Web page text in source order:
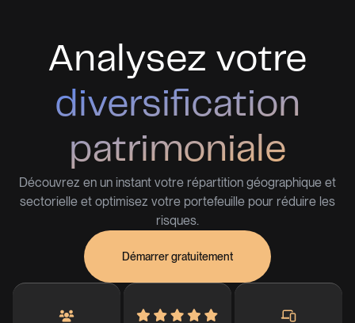
Analysez votre
diversification
patrimoniale
Découvrez en un instant votre répartition géographique et
sectorielle et optimisez votre portefeuille pour réduire les
risques.
Démarrer gratuitement